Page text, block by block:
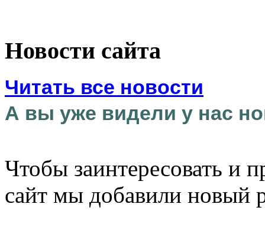
Новости сайта
Читать все новости
А вы уже видели у нас
Чтобы заинтересовать и
сайт мы добавили новый